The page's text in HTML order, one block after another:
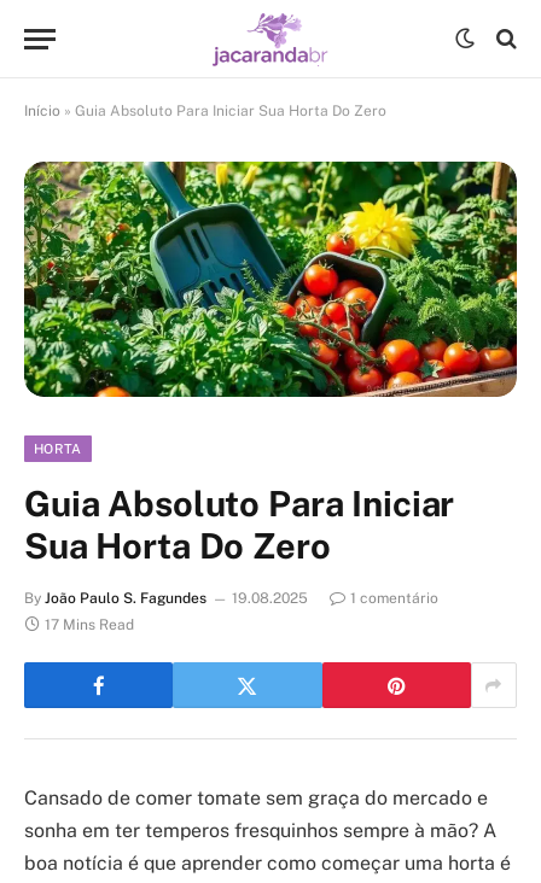
Início » Guia Absoluto Para Iniciar Sua Horta Do Zero
HORTA
Guia Absoluto Para Iniciar
Sua Horta Do Zero
By João Paulo S. Fagundes 19.08.2025
1 comentário
17 Mins Read
Cansado de comer tomate sem graça do mercado e
sonha em ter temperos fresquinhos sempre à mão? A
boa notícia é que aprender como começar uma horta é